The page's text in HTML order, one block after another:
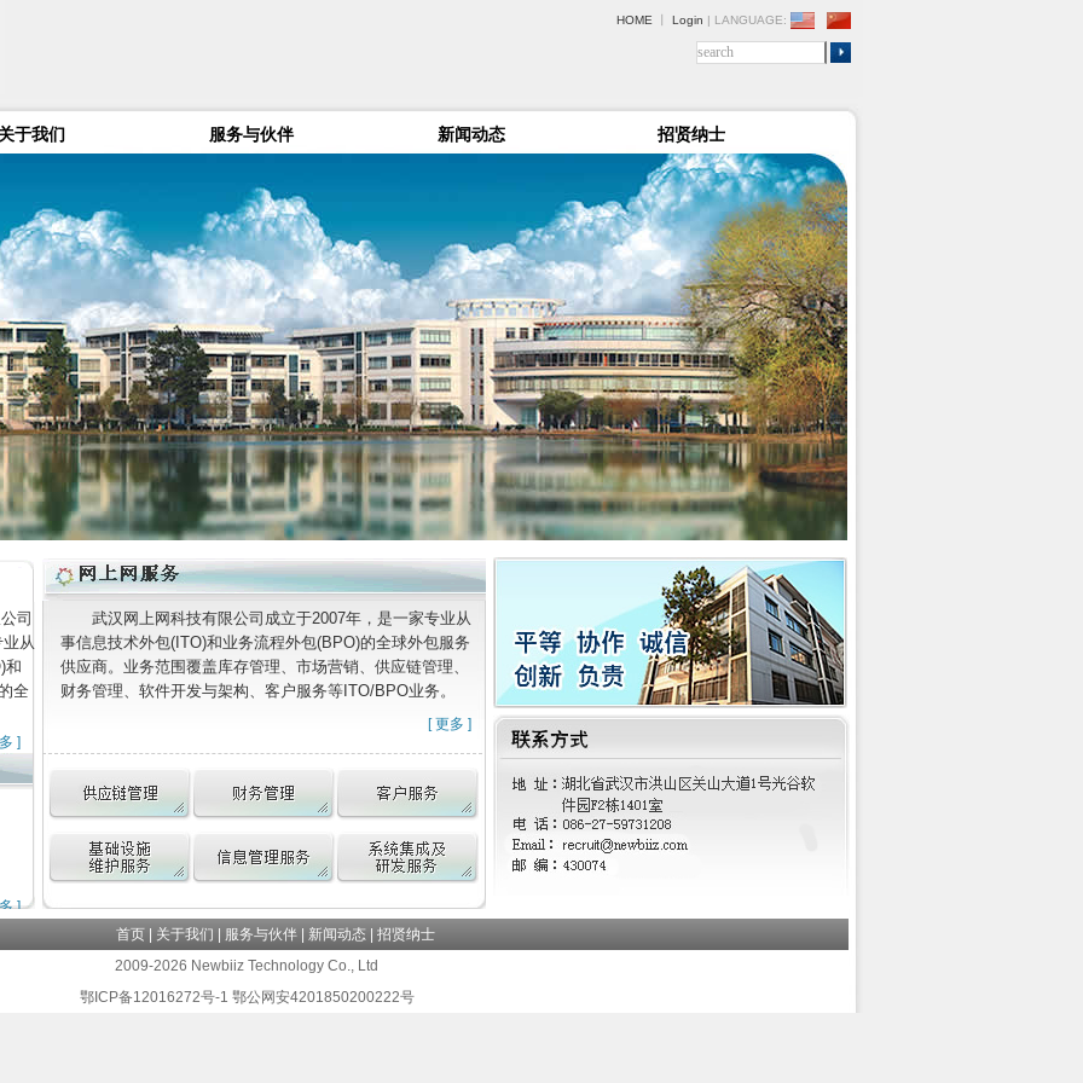
HOME Login | LANGUAGE:
于我们 服务与伙伴 新闻动态 招贤纳士
司
从
和
全
]
]
武汉网上网科技有限公司成立于2007年，是一家专业从
事信息技术外包(ITO)和业务流程外包(BPO)的全球外包服务
供应商。业务范围覆盖库存管理、市场营销、供应链管理、
财务管理、软件开发与架构、客户服务等ITO/BPO业务。
[更多 ]
首页| 关于我们 服务与伙伴 新闻动态
招贤纳士
2009-2026 Newbiiz Technology Co., Ltd
鄂ICP备12016272号-1 鄂公网安4201850200222号